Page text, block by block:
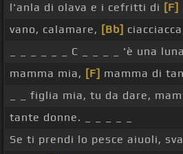
l'anla di olava e i cefritti di [F]
vano, calamare, [Bb]
_ _ _ _ _ _ C _ _ _ _ 'è una
mamma mia, [F] mamma di
_ _ figlia mia, tu da dare,
tante donne. _ _ _ _ _
Se ti prendi lo pesce aiuoli,